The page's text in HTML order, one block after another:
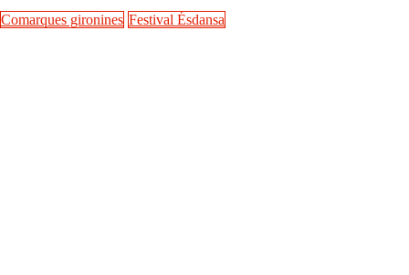
Comarques gironines Festival Ésdansa